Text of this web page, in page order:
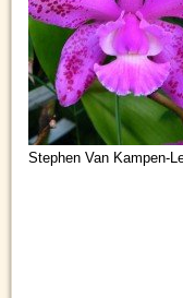
Stephen Van Kampen-